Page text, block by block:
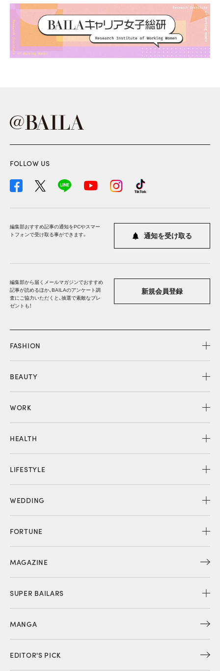
FOLLOW US
編集部おすすめ記事の通知をPCやスマー
トフォンで受け取る事ができます。
通知を受け取る
編集部から届くメールマガジンでおすすめ
記事が読めるほか、BAILAのアンケート調
査にご協力いただくと、抽選で素敵なプレ
ゼントも！
新規会員登録
FASHION
BEAUTY
WORK
HEALTH
LIFESTYLE
WEDDING
FORTUNE
MAGAZINE
SUPER BAILARS
MANGA
EDITOR'S PICK